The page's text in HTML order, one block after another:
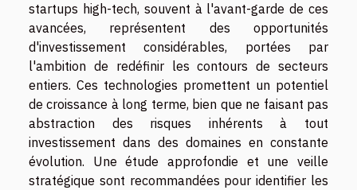
startups high-tech, souvent à l'avant-garde de ces
avancées, représentent des opportunités
d'investissement considérables, portées par
l'ambition de redéfinir les contours de secteurs
entiers. Ces technologies promettent un potentiel
de croissance à long terme, bien que ne faisant pas
abstraction des risques inhérents à tout
investissement dans des domaines en constante
évolution. Une étude approfondie et une veille
stratégique sont recommandées pour identifier les